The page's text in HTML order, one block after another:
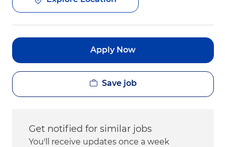
Apply Now
Save job
Get notified for similar jobs
You'll receive updates once a week